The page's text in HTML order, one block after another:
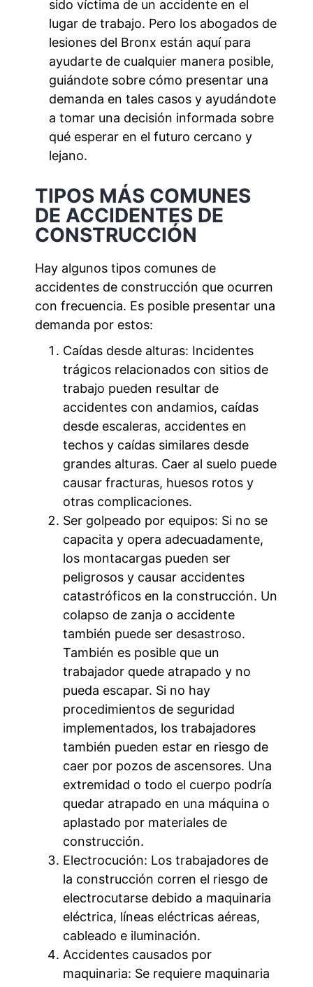
sido víctima de un accidente en el
lugar de trabajo. Pero los abogados de
lesiones del Bronx están aquí para
ayudarte de cualquier manera posible,
guiándote sobre cómo presentar una
demanda en tales casos y ayudándote
a tomar una decisión informada sobre
qué esperar en el futuro cercano y
lejano.
TIPOS MÁS COMUNES
DE ACCIDENTES DE
CONSTRUCCIÓN
Hay algunos tipos comunes de
accidentes de construcción que ocurren
con frecuencia. Es posible presentar una
demanda por estos:
Caídas desde alturas: Incidentes
trágicos relacionados con sitios de
trabajo pueden resultar de
accidentes con andamios, caídas
desde escaleras, accidentes en
techos y caídas similares desde
grandes alturas. Caer al suelo puede
causar fracturas, huesos rotos y
otras complicaciones.
Ser golpeado por equipos: Si no se
capacita y opera adecuadamente,
los montacargas pueden ser
peligrosos y causar accidentes
catastróficos en la construcción. Un
colapso de zanja o accidente
también puede ser desastroso.
También es posible que un
trabajador quede atrapado y no
pueda escapar. Si no hay
procedimientos de seguridad
implementados, los trabajadores
también pueden estar en riesgo de
caer por pozos de ascensores. Una
extremidad o todo el cuerpo podría
quedar atrapado en una máquina o
aplastado por materiales de
construcción.
Electrocución: Los trabajadores de
la construcción corren el riesgo de
electrocutarse debido a maquinaria
eléctrica, líneas eléctricas aéreas,
cableado e iluminación.
Accidentes causados por
maquinaria: Se requiere maquinaria